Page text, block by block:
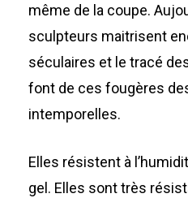
même de la coupe.
sculpteurs maitrisent
séculaires et le tracé
font de ces fougères
intemporelles.
Elles résistent à
gel. Elles sont très